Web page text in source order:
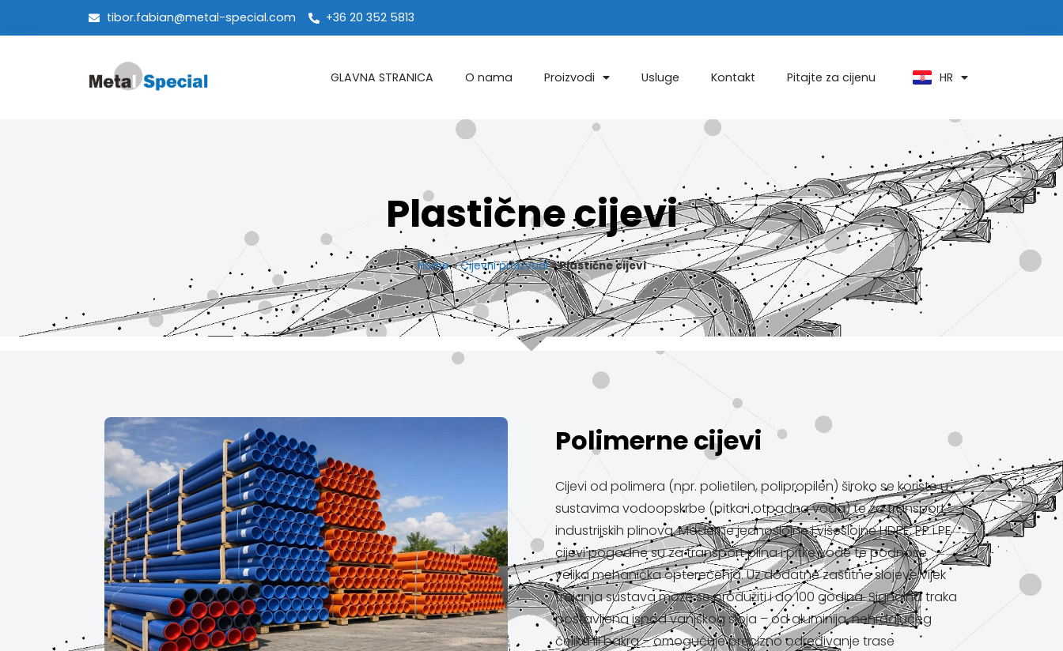
tibor.fabian@metal-special.com +36 20 352 5813
GLAVNA STRANICA O nama Proizvodi Usluge Kontakt Pitajte za cijenu HR
AR
Plastične cijevi
Home»Cijevni proizvodi»Plastične cijevi
Polimerne cijevi
Cijevi od polimera (npr. polietilen, polipropilen) široko se koriste u
sustavima vodoopskrbe (pitka i otpadna voda) te za transport
industrijskih plinova. Moderne jednoslojne i višeslojne HDPE, PP i PE
cijevi pogodne su za transport plina i pitke vode te podnose
velika mehanička opterećenja. Uz dodatne zaštitne slojeve vijek
trajanja sustava može se produžiti i do 100 godina. Signalna traka
postavljena ispod vanjskog sloja – od aluminija, nehrđajućeg
čelika ili bakra – omogućuje precizno određivanje trase